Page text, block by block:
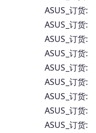
ASUS_订货:
ASUS_订货:
ASUS_订货:
ASUS_订货:
ASUS_订货:
ASUS_订货:
ASUS_订货:
ASUS_订货:
ASUS_订货: